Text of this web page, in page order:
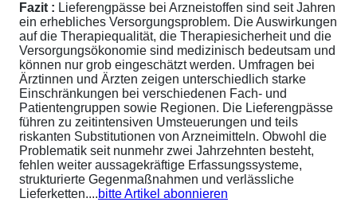
Fazit : Lieferengpässe bei Arzneistoffen sind seit Jahren
ein erhebliches Versorgungsproblem. Die Auswirkungen
auf die Therapiequalität, die Therapiesicherheit und die
Versorgungsökonomie sind medizinisch bedeutsam und
können nur grob eingeschätzt werden. Umfragen bei
Ärztinnen und Ärzten zeigen unterschiedlich starke
Einschränkungen bei verschiedenen Fach- und
Patientengruppen sowie Regionen. Die Lieferengpässe
führen zu zeitintensiven Umsteuerungen und teils
riskanten Substitutionen von Arzneimitteln. Obwohl die
Problematik seit nunmehr zwei Jahrzehnten besteht,
fehlen weiter aussagekräftige Erfassungssysteme,
strukturierte Gegenmaßnahmen und verlässliche
Lieferketten....bitte Artikel abonnieren